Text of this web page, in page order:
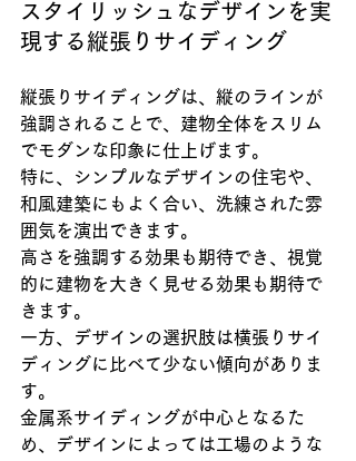
スタイリッシュなデザインを実
現する縦張りサイディング
縦張りサイディングは、縦のラインが
強調されることで、建物全体をスリム
でモダンな印象に仕上げます。
特に、シンプルなデザインの住宅や、
和風建築にもよく合い、洗練された雰
囲気を演出できます。
高さを強調する効果も期待でき、視覚
的に建物を大きく見せる効果も期待で
きます。
一方、デザインの選択肢は横張りサイ
ディングに比べて少ない傾向がありま
す。
金属系サイディングが中心となるた
め、デザインによっては工場のような